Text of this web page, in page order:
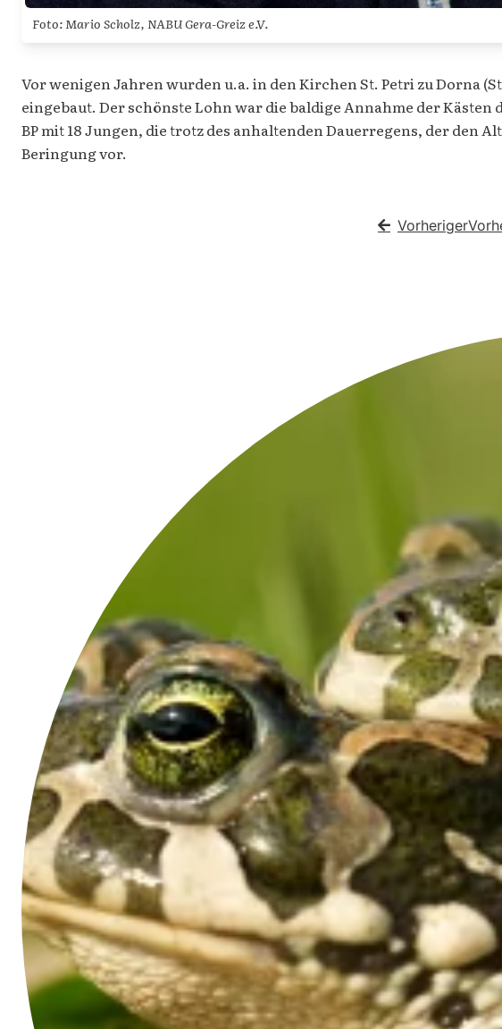
Foto: Mario Scholz, NABU Gera-Greiz e.V.
Vor wenigen Jahren wurden u.a. in den Kirchen St. Petri zu Dorna
eingebaut. Der schönste Lohn war die baldige Annahme der
BP mit 18 Jungen, die trotz des anhaltenden Dauerregens, der den
Beringung vor.
Vorheriger